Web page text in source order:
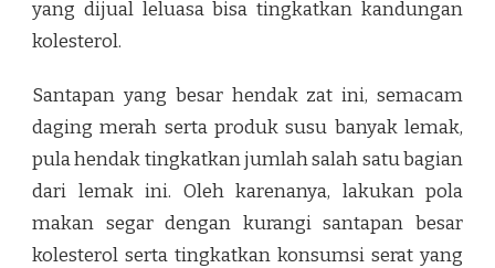
yang dijual leluasa bisa tingkatkan kandungan
kolesterol.
Santapan yang besar hendak zat ini, semacam
daging merah serta produk susu banyak lemak,
pula hendak tingkatkan jumlah salah satu bagian
dari lemak ini. Oleh karenanya, lakukan pola
makan segar dengan kurangi santapan besar
kolesterol serta tingkatkan konsumsi serat yang